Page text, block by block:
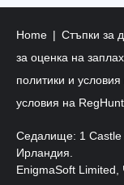
Home Стъпки за
за оценка на
политики и
условия на
Седалище: 1 Castle
Ирландия.
EnigmaSoft Limited,